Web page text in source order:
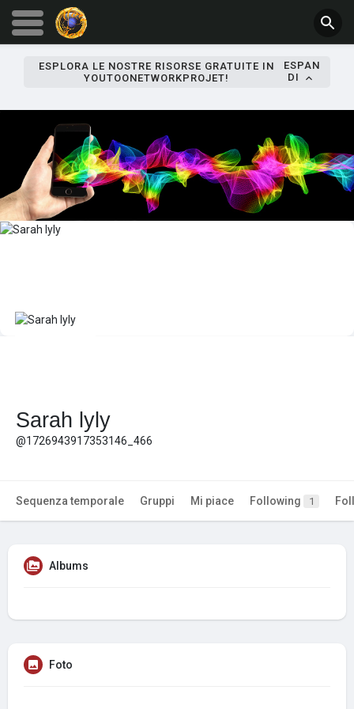
ESPLORA LE NOSTRE RISORSE GRATUITE IN
YOUTOONETWORKPROJET!
ESPAN
DI
Sarah lyly
@1726943917353146_466
Sequenza temporale Gruppi Mi piace Following 1
Albums
Foto